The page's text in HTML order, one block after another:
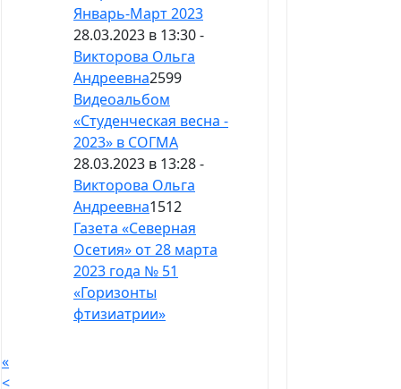
Январь-Март 2023
28.03.2023 в 13:30 -
Викторова Ольга
Андреевна2599
Видеоальбом
«Студенческая весна -
2023» в СОГМА
28.03.2023 в 13:28 -
Викторова Ольга
Андреевна1512
Газета «Северная
Осетия» от 28 марта
2023 года № 51
«Горизонты
фтизиатрии»
«
<